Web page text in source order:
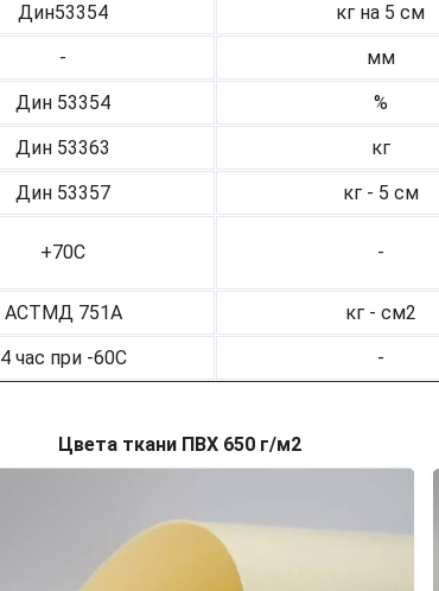
Дин53354 кг на 5 см
- мм
Дин 53354 %
Дин 53363 кг
Дин 53357 кг - 5 см
+70С -
АСТМД 751А кг - см2
4 час при -60С -
Цвета ткани ПВХ 650 г/м2